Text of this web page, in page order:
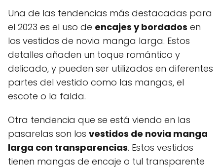
Una de las tendencias más destacadas para
el 2023 es el uso de encajes y bordados en
los vestidos de novia manga larga. Estos
detalles añaden un toque romántico y
delicado, y pueden ser utilizados en diferentes
partes del vestido como las mangas, el
escote o la falda.
Otra tendencia que se está viendo en las
pasarelas son los vestidos de novia manga
larga con transparencias. Estos vestidos
tienen mangas de encaje o tul transparente